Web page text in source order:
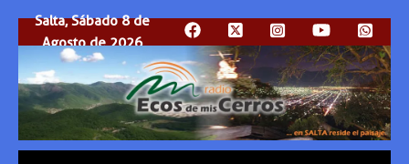
Salta, Sábado 8 de
Agosto de 2026